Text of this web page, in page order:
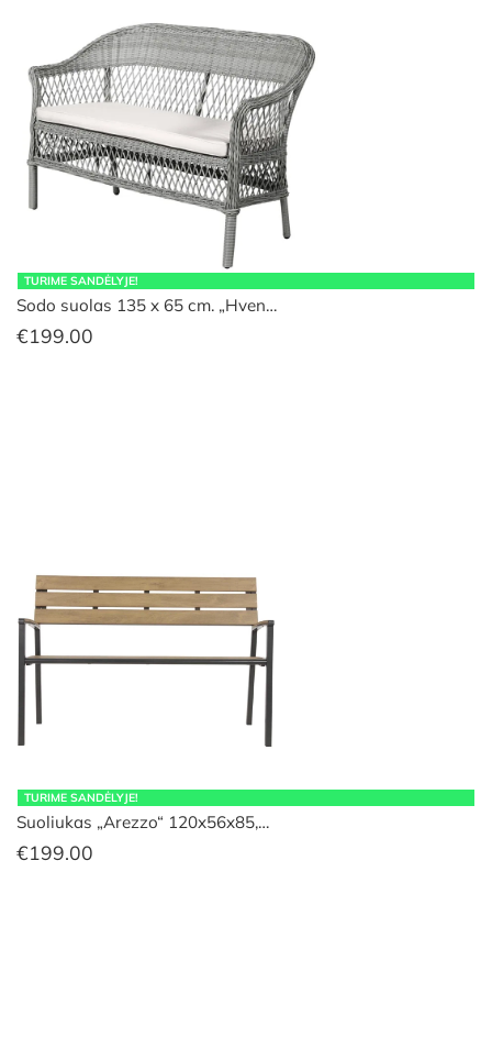
TURIME SANDĖLYJE!
Sodo suolas 135 x 65 cm. „Hven…
€199.00
TURIME SANDĖLYJE!
Suoliukas „Arezzo“ 120x56x85,…
€199.00